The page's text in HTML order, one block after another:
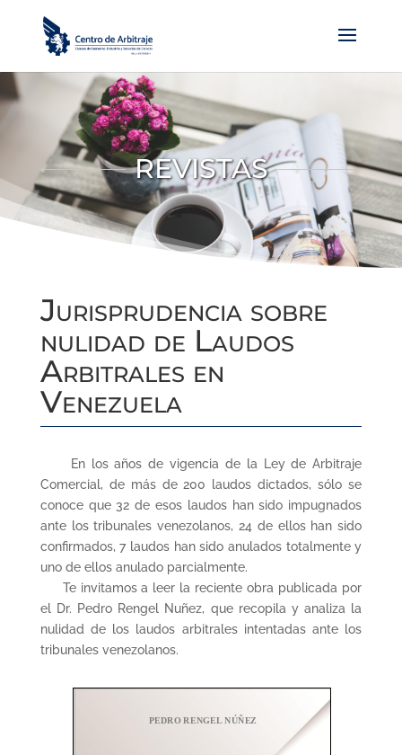
REVISTAS
Jurisprudencia sobre
nulidad de Laudos
Arbitrales en
Venezuela
En los años de vigencia de la Ley de Arbitraje
Comercial, de más de 200 laudos dictados, sólo se
conoce que 32 de esos laudos han sido impugnados
ante los tribunales venezolanos, 24 de ellos han sido
confirmados, 7 laudos han sido anulados totalmente y
uno de ellos anulado parcialmente.
Te invitamos a leer la reciente obra publicada por
el Dr. Pedro Rengel Nuñez, que recopila y analiza la
nulidad de los laudos arbitrales intentadas ante los
tribunales venezolanos.